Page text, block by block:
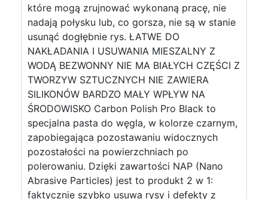
które mogą zrujnować wykonaną pracę, nie
nadają połysku lub, co gorsza, nie są w stanie
usunąć dogłębnie rys. ŁATWE DO
NAKŁADANIA I USUWANIA MIESZALNY Z
WODĄ BEZWONNY NIE MA BIAŁYCH CZĘŚCI Z
TWORZYW SZTUCZNYCH NIE ZAWIERA
SILIKONÓW BARDZO MAŁY WPŁYW NA
ŚRODOWISKO Carbon Polish Pro Black to
specjalna pasta do węgla, w kolorze czarnym,
zapobiegająca pozostawaniu widocznych
pozostałości na powierzchniach po
polerowaniu. Dzięki zawartości NAP (Nano
Abrasive Particles) jest to produkt 2 w 1:
faktycznie szybko usuwa rysy i defekty z